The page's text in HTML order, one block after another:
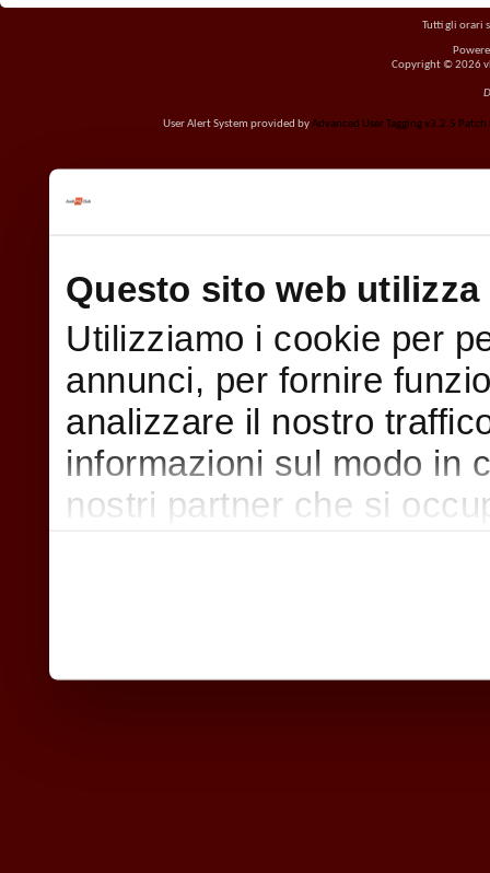
Questo sito web utilizza
Utilizziamo i cookie per
annunci, per fornire
analizzare il nostro
informazioni sul modo in
nostri partner che si
nostri cookie se
Tutti gli orari
Copyright © 2026
User Alert System provided byAdvanced User Tagging v3.2.5 Patch